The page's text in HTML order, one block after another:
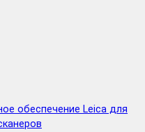
обеспечение Leica для